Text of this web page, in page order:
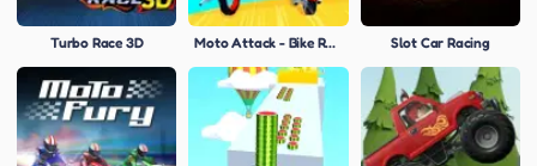
Turbo Race 3D Moto Attack - Bike Racing Slot Car Racing